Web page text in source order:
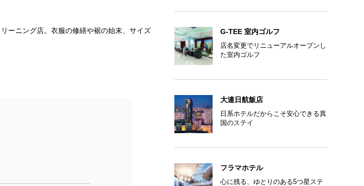
ーニング店。衣服の修繕や裾の始末、サイズ
G-TEE 室内ゴルフ
店名変更でリニューアルオープンし
た室内ゴルフ
大連日航飯店
日系ホテルだからこそ安心できる異
国のステイ
フラマホテル
心に残る、ゆとりのある5つ星ステ